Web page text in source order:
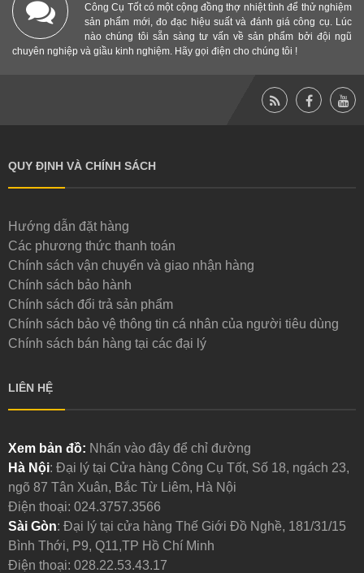
Công Cụ Tốt có một cộng đồng thợ nhiệt tình để thử nghiệm
sản phẩm mới, đo đạc hiệu suất và đánh giá công cụ. Lúc
nào chúng tôi sẵn sàng tư vấn về sản phẩm bởi đội ngũ
chuyên nghiệp và giầu kinh nghiệm. Hãy gọi điện cho chúng tôi !
QUY ĐỊNH VÀ CHÍNH SÁCH
Hướng dẫn đặt hàng
Các phương thức thanh toán
Chính sách vận chuyển và giao nhận hàng
Chính sách bảo hành
Chính sách đổi trả sản phẩm
Chính sách bảo vệ thông tin cá nhân của người tiêu dùng
Chính sách bán hàng tại các đại lý
LIÊN HỆ
Xem bản đồ: Nhấn vào đây để chỉ đường
Hà Nội: Đại lý tại Cửa hàng Công Cụ Tốt, Số 18, ngách 23,
ngõ 87 Tân Xuân, Bắc Từ Liêm, Hà Nội
Điện thoại: 024.3757.3566
Sài Gòn: Đại lý tại cửa hàng Thế Giới Đồ Nghề, 181/31/15
Bình Thới, P9, Q11,TP Hồ Chí Minh
Điện thoại: 028.22.53.43.17